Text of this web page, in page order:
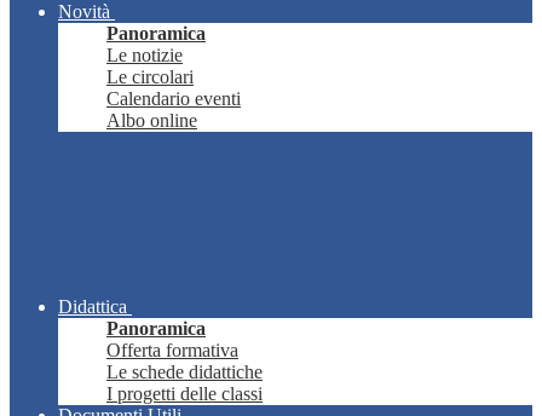
Novità
Panoramica
Le notizie
Le circolari
Calendario eventi
Albo online
Didattica
Panoramica
Offerta formativa
Le schede didattiche
I progetti delle classi